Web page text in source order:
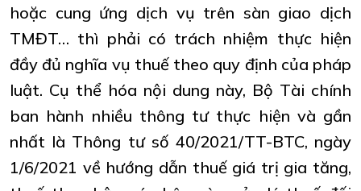
hoặc cung ứng dịch vụ trên sàn giao dịch
TMĐT… thì phải có trách nhiệm thực hiện
đầy đủ nghĩa vụ thuế theo quy định của pháp
luật. Cụ thể hóa nội dung này, Bộ Tài chính
ban hành nhiều thông tư thực hiện và gần
nhất là Thông tư số 40/2021/TT-BTC, ngày
1/6/2021 về hướng dẫn thuế giá trị gia tăng,